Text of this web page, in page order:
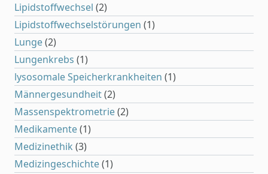
Lipidstoffwechsel (2)
Lipidstoffwechselstörungen (1)
Lunge(2)
Lungenkrebs (1)
lysosomale Speicherkrankheiten (1)
Männergesundheit(2)
Massenspektrometrie(2)
Medikamente(1)
Medizinethik (3)
Medizingeschichte(1)